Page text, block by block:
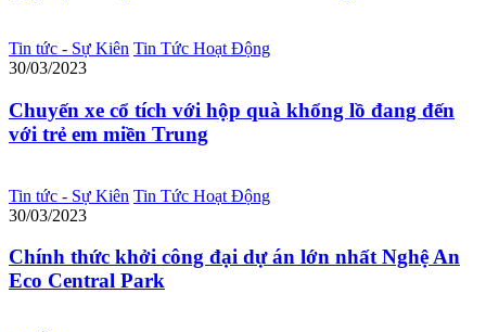
Tin tức - Sự Kiên Tin Tức Hoạt Động
30/03/2023
Chuyến xe cổ tích với hộp quà khổng lồ đang đến
với trẻ em miền Trung
Tin tức - Sự Kiên Tin Tức Hoạt Động
30/03/2023
Chính thức khởi công đại dự án lớn nhất Nghệ An
Eco Central Park